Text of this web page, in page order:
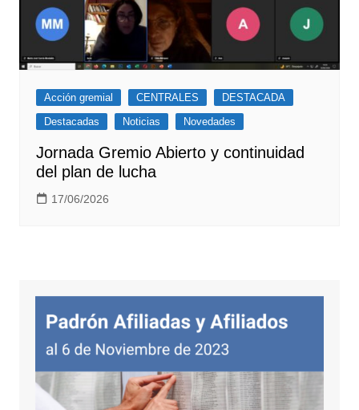
Acción gremial CENTRALES
DESTACADA
Destacadas
Noticias Novedades
Jornada Gremio Abierto y continuidad
del plan de lucha
17/06/2026